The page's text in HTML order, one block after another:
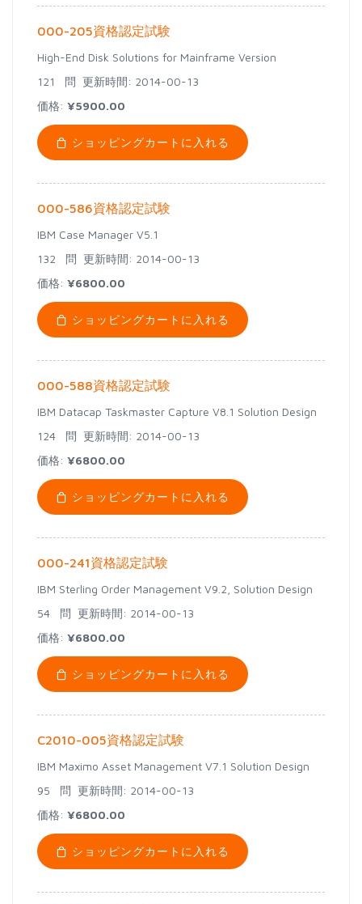
000-205資格認定試験
High-End Disk Solutions for Mainframe Version
121 問 更新時間: 2014-00-13
価格: ¥5900.00
ショッピングカートに入れる
000-586資格認定試験
IBM Case Manager V5.1
132 問 更新時間: 2014-00-13
価格: ¥6800.00
ショッピングカートに入れる
000-588資格認定試験
IBM Datacap Taskmaster Capture V8.1 Solution Design
124 問 更新時間: 2014-00-13
価格: ¥6800.00
ショッピングカートに入れる
000-241資格認定試験
IBM Sterling Order Management V9.2, Solution Design
54 問 更新時間: 2014-00-13
価格: ¥6800.00
ショッピングカートに入れる
C2010-005資格認定試験
IBM Maximo Asset Management V7.1 Solution Design
95 問 更新時間: 2014-00-13
価格: ¥6800.00
ショッピングカートに入れる